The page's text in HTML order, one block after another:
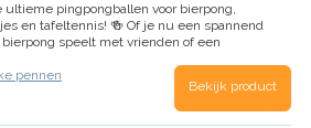
ultieme pingpongballen voor bierpong,
en tafeltennis! 🍻 Of je nu een spannend
bierpong speelt met vrienden of een
zijn precies wat je nodig hebt.
pennen
Bekijk product